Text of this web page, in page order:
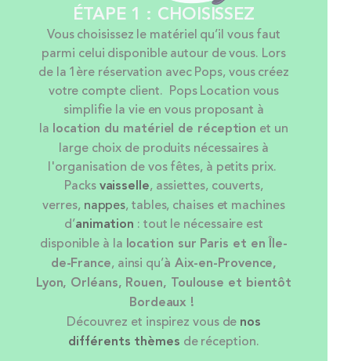
ÉTAPE 1 : CHOISISSEZ
Vous choisissez le matériel qu’il vous faut
parmi celui disponible autour de vous. Lors
de la 1ère réservation avec Pops, vous créez
votre compte client. Pops Location vous
simplifie la vie en vous proposant à
la location du matériel de réception et un
large choix de produits nécessaires à
l'organisation de vos fêtes, à petits prix.
Packsvaisselle, assiettes, couverts,
verres, nappes, tables, chaises et machines
d’animation : tout le nécessaire est
disponible à la location sur Paris et en Île-
de-France, ainsi qu’à Aix-en-Provence,
Lyon, Orléans, Rouen, Toulouse et bientôt
Bordeaux !
Découvrez et inspirez vous de nos
différents thèmes de réception.